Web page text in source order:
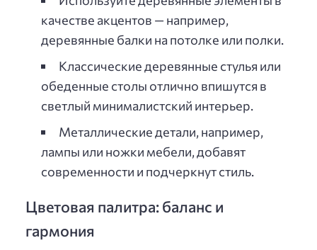
качестве акцентов — например,
деревянные балки на потолке или полки.
Классические деревянные стулья или
обеденные столы отлично впишутся в
светлый минималистский интерьер.
Металлические детали, например,
лампы или ножки мебели, добавят
современности и подчеркнут стиль.
Цветовая палитра: баланс и
гармония